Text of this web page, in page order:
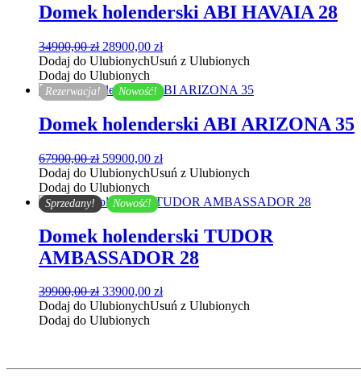
Domek holenderski ABI HAVAIA 28
34900,00zł Pierwotna
cena
wynosiła:
34900,00 zł.
28900,00 złAktualna
cena
28900,00 zł.
Dodaj do UlubionychUsuń z Ulubionych
Dodaj do Ulubionych
Rezerwacja! Nowość!
Domek holenderski ABI ARIZONA 35
67900,00zł Pierwotna
cena
wynosiła:
67900,00 zł.
59900,00 złAktualna
cena
59900,00 zł.
Dodaj do UlubionychUsuń z Ulubionych
Dodaj do Ulubionych
Sprzedany! Nowość!
Domek holenderski TUDOR
AMBASSADOR 28
39900,00zł Pierwotna
cena
wynosiła:
33900,00 złAktualna
cena
Dodaj do UlubionychUsuń z Ulubionych
Dodaj do Ulubionych